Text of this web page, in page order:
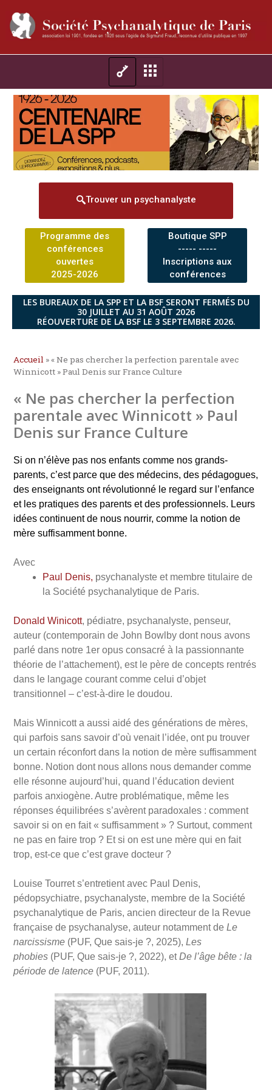
Trouver un psychanalyste
Programme des
conférences
ouvertes
2025-2026
Boutique SPP
----- -----
Inscriptions aux
conférences
LES BUREAUX DE LA SPP ET LA BSF SERONT FERMÉS DU
30 JUILLET AU 31 AOÛT 2026
RÉOUVERTURE DE LA BSF LE 3 SEPTEMBRE 2026.
Accueil »« Ne pas chercher la perfection parentale avec
Winnicott » Paul Denis sur France Culture
« Ne pas chercher la perfection
parentale avec Winnicott » Paul
Denis sur France Culture
Si on n’élève pas nos enfants comme nos grands-
parents, c’est parce que des médecins, des pédagogues,
des enseignants ont révolutionné le regard sur l’enfance
et les pratiques des parents et des professionnels. Leurs
idées continuent de nous nourrir, comme la notion de
mère suffisamment bonne.
Avec
Paul Denis, psychanalyste et membre titulaire de
la Société psychanalytique de Paris.
Donald Winicott, pédiatre, psychanalyste, penseur,
auteur (contemporain de John Bowlby dont nous avons
parlé dans notre 1er opus consacré à la passionnante
théorie de l’attachement), est le père de concepts rentrés
dans le langage courant comme celui d’objet
transitionnel – c’est-à-dire le doudou.
Mais Winnicott a aussi aidé des générations de mères,
qui parfois sans savoir d’où venait l’idée, ont pu trouver
un certain réconfort dans la notion de mère suffisamment
bonne. Notion dont nous allons nous demander comme
elle résonne aujourd’hui, quand l’éducation devient
parfois anxiogène. Autre problématique, même les
réponses équilibrées s’avèrent paradoxales : comment
savoir si on en fait « suffisamment » ? Surtout, comment
ne pas en faire trop ? Et si on est une mère qui en fait
trop, est-ce que c’est grave docteur ?
Louise Tourret s’entretient avec Paul Denis,
pédopsychiatre, psychanalyste, membre de la Société
psychanalytique de Paris, ancien directeur de la Revue
française de psychanalyse, auteur notamment de Le
narcissisme (PUF, Que sais-je ?, 2025), Les
phobies (PUF, Que sais-je ?, 2022), etDe l’âge bête : la
période de latence (PUF, 2011).